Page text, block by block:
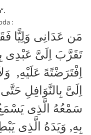
:
مَن عَدَانِى وَلِيًّا
تَقَرَّبَ اِلَىَّ عَبْدِى
اِفْتَرَضْتًهً عَلَيْهِ,
اِلَىَّ بِالنَّوَافِلِ
سَمْعُهُ الَّذِى
بِهِ, وَيَدَهُ الَّذِى